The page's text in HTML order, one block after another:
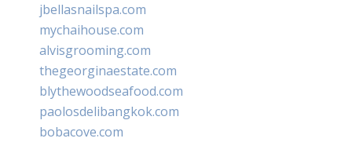
jbellasnailspa.com
mychaihouse.com
alvisgrooming.com
thegeorginaestate.com
blythewoodseafood.com
paolosdelibangkok.com
bobacove.com